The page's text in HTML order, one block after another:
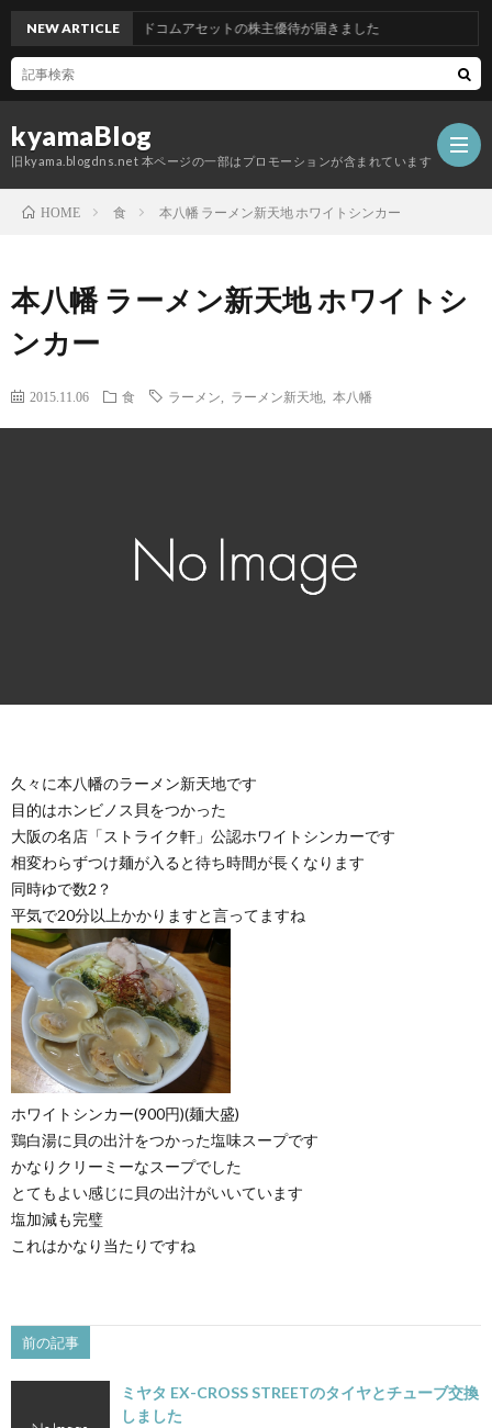
kyamaBlog
旧kyama.blogdns.net 本ページの一部はプロモーションが含まれています
NEW ARTICLEグッドコムアセットの株主優待が届きました
HOME 食 本八幡 ラーメン新天地 ホワイトシンカー
本八幡 ラーメン新天地 ホワイトシ
ンカー
2015.11.06 食 ラーメン ラーメン新天地 本八幡
久々に本八幡のラーメン新天地です
目的はホンビノス貝をつかった
大阪の名店「ストライク軒」公認ホワイトシンカーです
相変わらずつけ麺が入ると待ち時間が長くなります
同時ゆで数2？
平気で20分以上かかりますと言ってますね
ホワイトシンカー(900円)(麺大盛)
鶏白湯に貝の出汁をつかった塩味スープです
かなりクリーミーなスープでした
とてもよい感じに貝の出汁がいいています
塩加減も完璧
これはかなり当たりですね
前の記事
ミヤタ EX-CROSS STREETのタイヤとチューブ交換
しました